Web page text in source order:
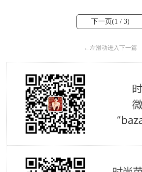
下一页(1 / 3)
←左滑动进入下一篇